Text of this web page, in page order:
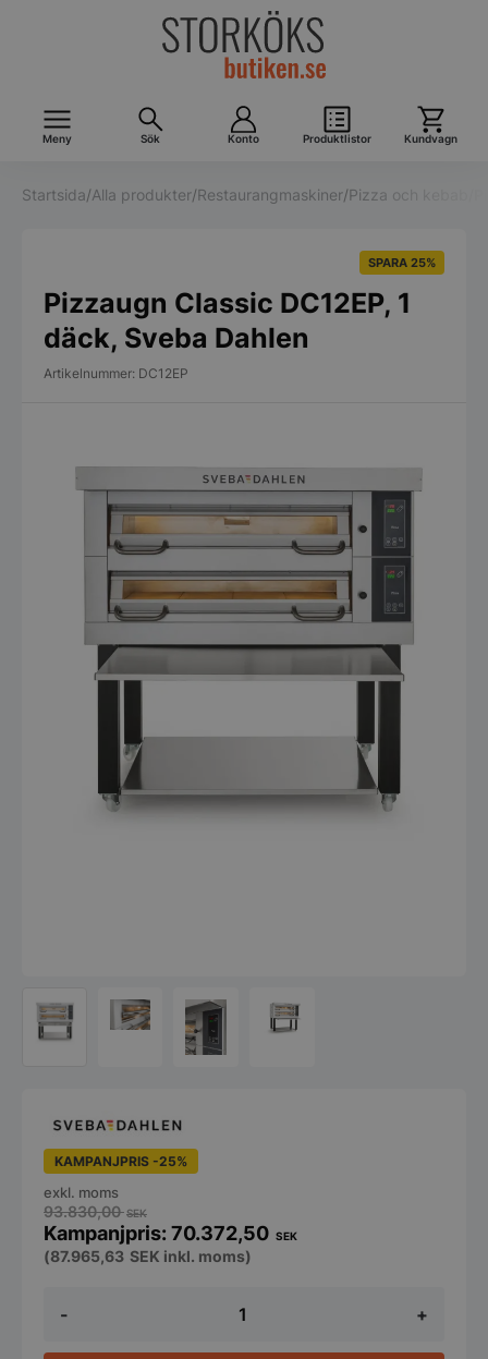
Meny Sök Konto Produktlistor Kundvagn
Startsida/Alla produkter/Restaurangmaskiner/Pizza och kebab
SPARA 25%
Pizzaugn Classic DC12EP, 1
däck, Sveba Dahlen
Artikelnummer: DC12EP
-
Classic
1
+
KAMPANJPRIS -25%
93.830,00SEK
70.372,50 SEK
exkl. moms
(87.965,63 SEK inkl. moms)